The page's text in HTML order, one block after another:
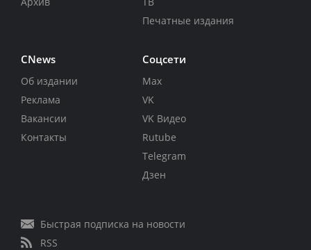
Печатные издания
CNews
Об издании
Реклама
Вакансии
Контакты
Соцсети
Max
VK
VK Видео
Rutube
Telegram
Дзен
Быстрая подписка на новости
RSS